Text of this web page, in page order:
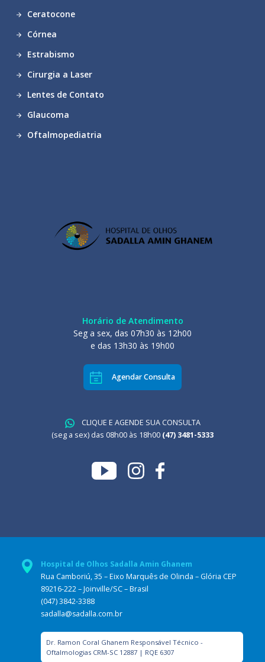
Ceratocone
Córnea
Estrabismo
Cirurgia a Laser
Lentes de Contato
Glaucoma
Oftalmopediatria
Horário de Atendimento
Seg a sex, das 07h30 às 12h00
e das 13h30 às 19h00
Agendar Consulta
CLIQUE E AGENDE SUA CONSULTA
(seg a sex) das 08h00 às 18h00 (47) 3481-5333
Hospital de Olhos Sadalla Amin Ghanem
Rua Camboriú, 35 – Eixo Marquês de Olinda – Glória CEP
89216-222 – Joinville/SC – Brasil
(047) 3842-3388
sadalla@sadalla.com.br
Dr. Ramon Coral Ghanem Responsável Técnico -
Oftalmologias CRM-SC 12887 | RQE 6307